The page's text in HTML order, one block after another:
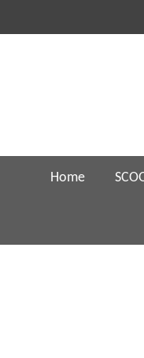
direct
Home